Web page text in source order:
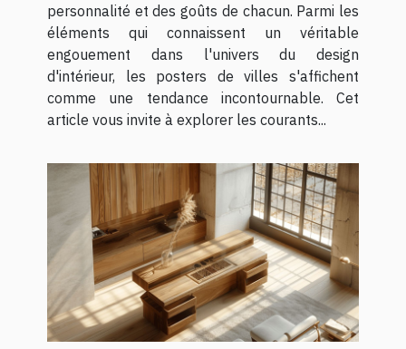
personnalité et des goûts de chacun. Parmi les
éléments qui connaissent un véritable
engouement dans l'univers du design
d'intérieur, les posters de villes s'affichent
comme une tendance incontournable. Cet
article vous invite à explorer les courants...